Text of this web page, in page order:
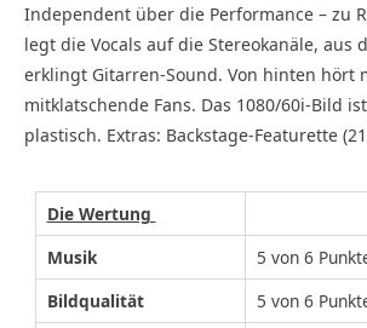
Independent über die Performance – zu
legt die Vocals auf die Stereokanäle, aus
erklingt Gitarren-Sound. Von hinten hört
mitklatschende Fans. Das 1080/60i-Bild
plastisch. Extras: Backstage-Featurette
Die Wertung
Musik
5 von 6
Bildqualität
5 von 6